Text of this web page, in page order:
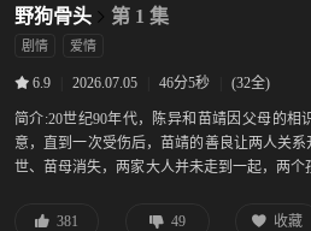
野狗骨头 第 1 集
剧情 爱情
6.9 2026.07.05 46分5秒 (32全)
简介:20世纪90年代，陈异和苗靖因父母的相
意，直到一次受伤后，苗靖的善良让两人关
世、苗母消失，两家大人并未走到一起，两个
靖，他逼她离开了藤城，配合警方抓捕嫌犯
381 49 收藏